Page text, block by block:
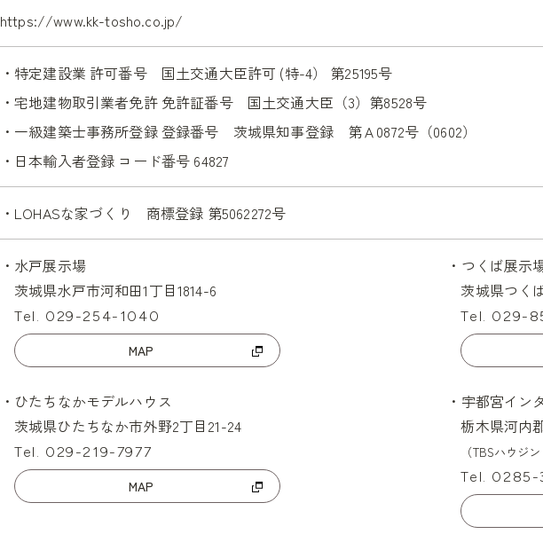
https://www.kk-tosho.co.jp/
・特定建設業 許可番号 国土交通大臣許可 (特-4） 第25195号
・宅地建物取引業者免許 免許証番号 国土交通大臣（3）第8528号
・一級建築士事務所登録 登録番号 茨城県知事登録 第Ａ0872号（0602）
・日本輸入者登録 コード番号 64827
・LOHASな家づくり 商標登録 第5062272号
・水戸展示場
茨城県水戸市河和田1丁目1814-6
Tel. 029-254-1040
MAP
・つくば展示
茨城県つく
Tel. 029-
・ひたちなかモデルハウス
茨城県ひたちなか市外野2丁目21-24
Tel. 029-219-7977
MAP
・宇都宮イン
栃木県河内
（TBSハウジ
Tel. 0285-